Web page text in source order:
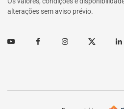
alterações sem aviso prévio.
Youtube FacebookInstagramTwitter